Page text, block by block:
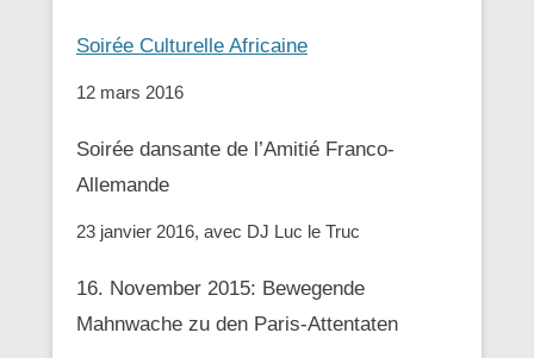
Soirée Culturelle Africaine
12 mars 2016
Soirée dansante de l’Amitié Franco-
Allemande
23 janvier 2016, avec DJ Luc le Truc
16. November 2015: Bewegende
Mahnwache zu den ‪Paris-Attentaten